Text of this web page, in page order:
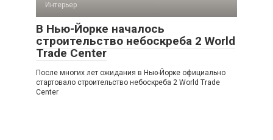
Интерьер
В Нью-Йорке началось
строительство небоскреба 2 World
Trade Center
После многих лет ожидания в Нью-Йорке официально
стартовало строительство небоскреба 2 World Trade
Center